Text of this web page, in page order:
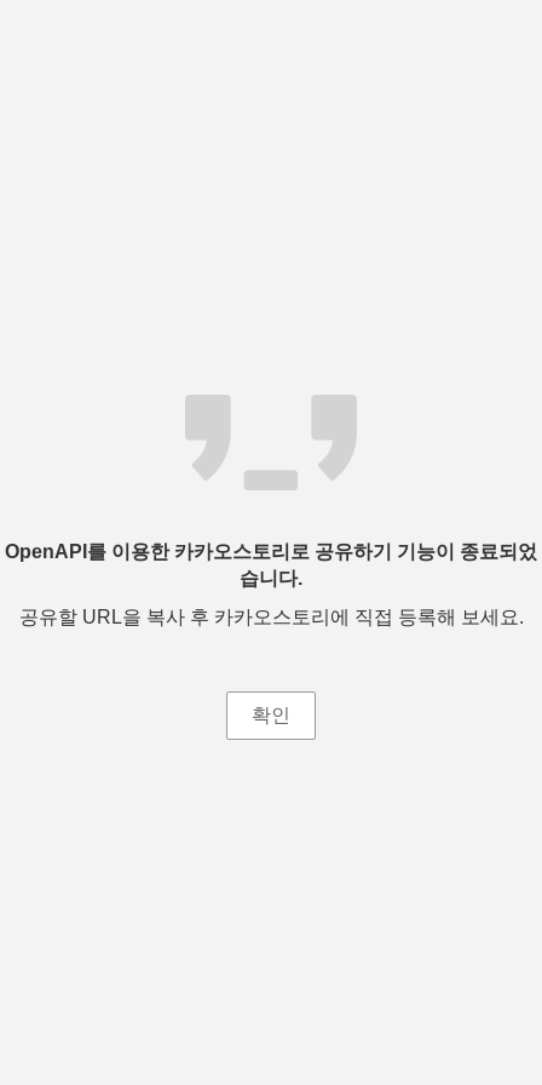
OpenAPI를 이용한 카카오스토리로 공유하기 기능이 종료되었
습니다.
공유할 URL을 복사 후 카카오스토리에 직접 등록해 보세요.
확인